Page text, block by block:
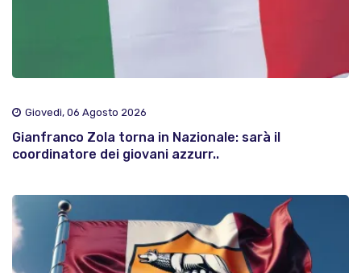
Giovedì, 06 Agosto 2026
Gianfranco Zola torna in Nazionale: sarà il
coordinatore dei giovani azzurr..